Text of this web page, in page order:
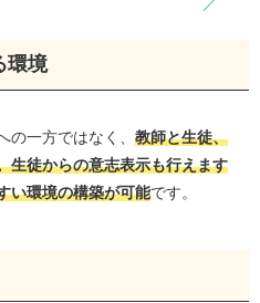
環境
の一方ではなく、教師と生徒、
生徒からの意志表示も行えます
い環境の構築が可能です。